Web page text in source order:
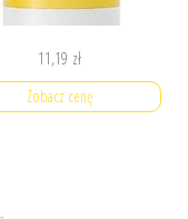
11,19 zł
Zobacz cenę